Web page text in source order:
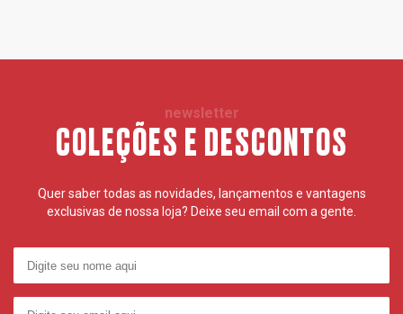
newsletter
COLEÇÕES E DESCONTOS
Quer saber todas as novidades, lançamentos e vantagens
exclusivas de nossa loja? Deixe seu email com a gente.